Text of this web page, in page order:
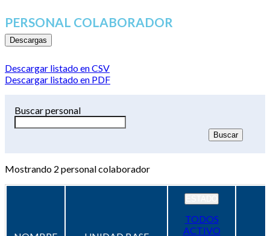
PERSONAL COLABORADOR
Descargas
Descargar listado en CSV
Descargar listado en PDF
Buscar personal
Mostrando 2 personal colaborador
TODOS
ACTIVO